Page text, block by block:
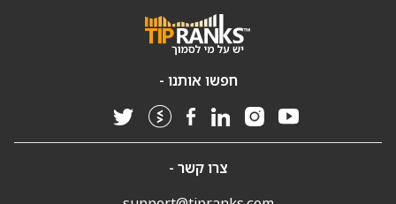
חפשו אותנו -
צרו קשר -